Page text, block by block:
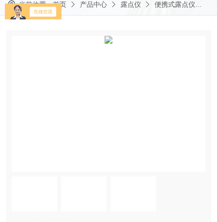
当前位置：首页 产品中心 露点仪 便携式露点仪